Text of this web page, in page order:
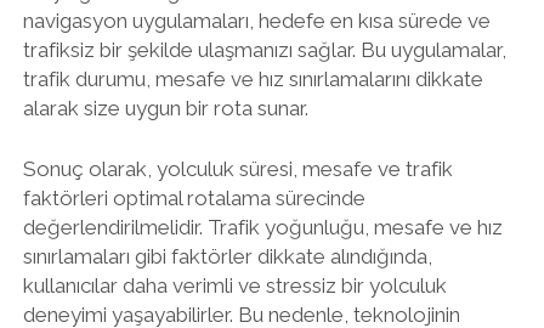
navigasyon uygulamaları, hedefe en kısa sürede ve
trafiksiz bir şekilde ulaşmanızı sağlar. Bu uygulamalar,
trafik durumu, mesafe ve hız sınırlamalarını dikkate
alarak size uygun bir rota sunar.
Sonuç olarak, yolculuk süresi, mesafe ve trafik
faktörleri optimal rotalama sürecinde
değerlendirilmelidir. Trafik yoğunluğu, mesafe ve hız
sınırlamaları gibi faktörler dikkate alındığında,
kullanıcılar daha verimli ve stressiz bir yolculuk
deneyimi yaşayabilirler. Bu nedenle, teknolojinin